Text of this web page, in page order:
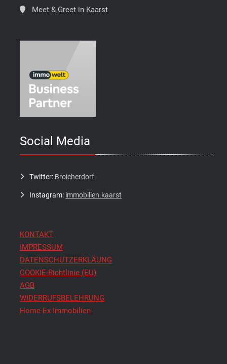
Meet & Greet in Kaarst
Social Media
Twitter: Broicherdorf
Instagram: immobilien.kaarst
KONTAKT
IMPRESSUM
DATENSCHUTZERKLÄUNG
COOKIE-Richtlinie (EU)
AGB
WIDERRUFSBELEHRUNG
Home-Ex Immobilien